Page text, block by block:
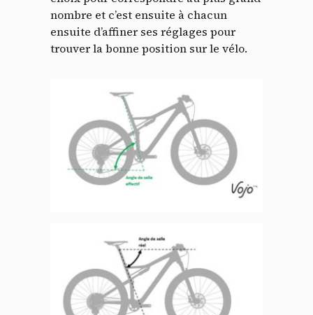
nombre et c’est ensuite à chacun
ensuite d’affiner ses réglages pour
trouver la bonne position sur le vélo.